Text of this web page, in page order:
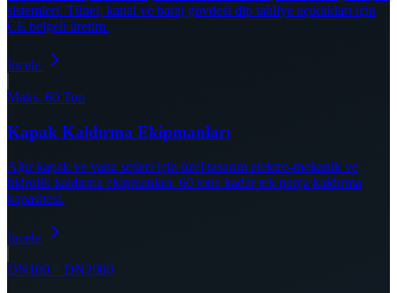
sistemleri. Tünel, kanal ve baraj gövdesi dip tahliye açıklıkları için
CE belgeli üretim.
İncele
Maks. 60 Ton
Kapak Kaldırma Ekipmanları
Ağır kapak ve vana setleri için özel tasarım elektro-mekanik ve
hidrolik kaldırma ekipmanları. 60 tona kadar tek parça kaldırma
kapasitesi.
İncele
DN100 – DN2000